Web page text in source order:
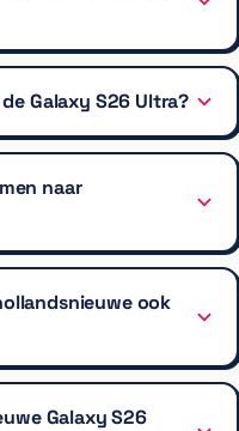
Galaxy S26 Ultra?
naar
ook
Galaxy S26